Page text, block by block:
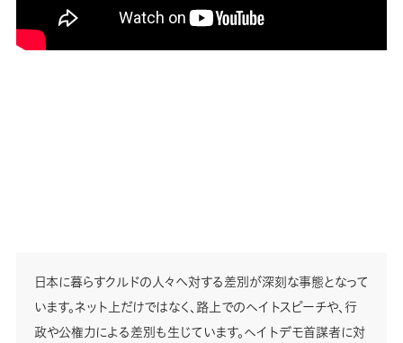
日本に暮らすクルドの人々へ対する差別が深刻な事態となって
います。ネット上だけではなく、路上でのヘイトスピーチや、行
政や公権力による差別も生じています。ヘイトデモ首謀者に対